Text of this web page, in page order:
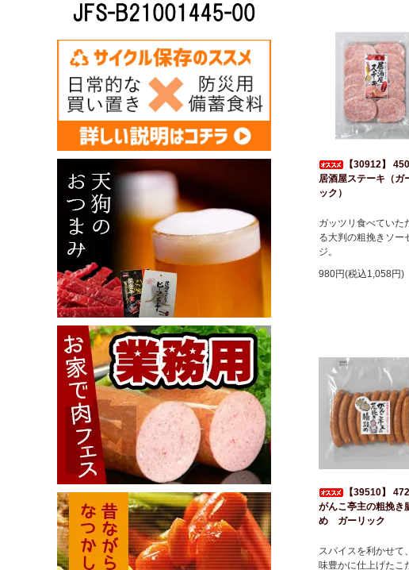
【30912】
居酒屋ステーキ（ガ
ック）
ガッツリ食べていた
る大判の粗挽きソー
ジ。
980円(税込1,058円)
【39510】
がんこ亭主の粗挽き
め ガーリック
スパイスを利かせて
味豊かに仕上げたこ